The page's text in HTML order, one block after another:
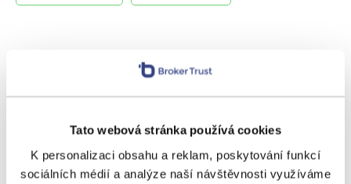
Tato webová stránka používá cookies
K personalizaci obsahu a reklam, poskytování funkcí
sociálních médií a analýze naší návštěvnosti využíváme
SOUVISEJÍCÍ ČLÁNKY